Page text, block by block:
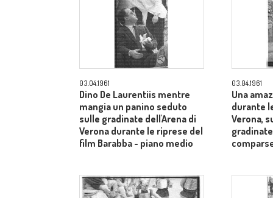
03.04.1961
Dino De Laurentiis mentre
mangia un panino seduto
sulle gradinate dell'Arena di
Verona durante le riprese del
film Barabba - piano medio
03.04.1961
Una
durante
Verona,